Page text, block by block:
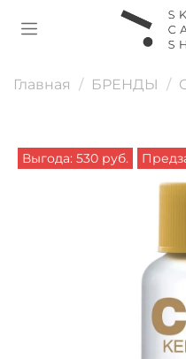
Главная БРЕНДЫ
Выгода: 530 руб.